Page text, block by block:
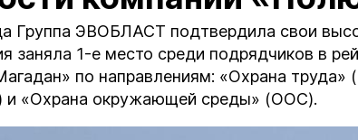
Группа ЭВОБЛАСТ подтвердила свои
заняла 1-е место среди подрядчиков в
по направлениям: «Охрана
и «Охрана окружающей среды» (ООС).